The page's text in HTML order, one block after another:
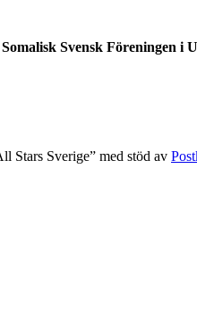
Svensk
Stars Sverige” med stöd av